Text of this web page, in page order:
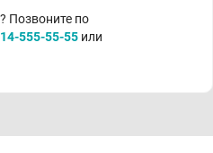
Позвоните по
555-55-55 или